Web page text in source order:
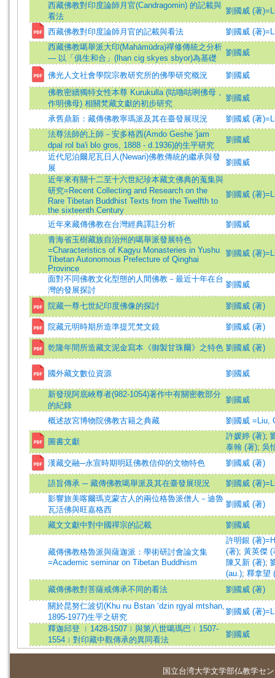
西藏佛教對印度論師月官(Candragomin) 的記載與
看法
劉國威 (著
西藏佛教對印度論師月官的記載與看法
劉國威 (著
西藏佛教噶舉派大印(Mahāmūdra)禪修傳統之分析
— 以「俱生和合」(lhan cig skyes sbyor)為基礎
劉國威
佛光人文社會學院宗教研究所的佛學研究概況
劉國威
佛教密續獨特女性本尊 Kurukulla (咕嚕咕咧佛母，
作明佛母) 相關梵藏文獻的初步研究
劉國威
承舊鼎新：藏傳佛教寧瑪派及其在臺發展現況
劉國威 (著
法尊法師的上師－安多格西(Amdo Geshe 'jam
dpal rol ba'i blo gros, 1888 - d.1936)的生平研究
劉國威
近代尼泊爾尼瓦日人(Newari)佛教傳統的繼承與發
展
劉國威
近年來有關十二至十六世紀珍本藏文佛典的蒐集與
研究=Recent Collecting and Research on the
Rare Tibetan Buddhist Texts from the Twelfth to
the sixteenth Century
劉國威 (著
近年來藏傳佛教在台灣經典譯註分析
劉國威
青海省玉樹藏族自治州的噶舉派發展特色
=Characteristics of Kagyu Monasteries in Yushu
Tibetan Autonomous Prefecture of Qinghai
Province
劉國威 (著
面對不同佛教文化型態的人間佛教－最近十年在台
灣的發展探討
劉國威
院藏一尊七世紀印度佛像的探討 劉國威 (著)
院藏元明時期所造準提咒梵文鏡 劉國威 (著)
乾隆年間所造藏文泥金寫本《御製甘珠爾》之特色 劉國威 (著)
國外藏文數位資源 劉國威
新發現阿底峽尊者(982-1054)著作中有關密教部分
的紀錄
劉國威
概述故宮博物院佛教古籍之典藏 劉國威 =Liu,
圖書文獻
許媛婷 (著);
泰翰 (著); 吳
漢藏交融─永宣時期明廷佛教信仰的文物特色
劉國威 (著)
語旨傳承 ─ 藏傳佛教噶舉派及其在臺發展現況
劉國威 (著
影響旅美喀爾瑪克蒙古人的兩位格魯派僧人－迪魯
瓦活佛與旺嘉格西
劉國威 (著)
藏文文獻中對中國禪宗的記載 劉國威
藏傳佛教格魯派與薩迦派：學術研討會論文集
=Academic seminar on Tibetan Buddhism
許明銀 (著
(著); 黃英傑 (
陳又新 (著);
(au.); 釋拿望
藏傳佛教對菩薩戒傳承不同的看法
劉國威 (著)
關於昆努仁波切(Khu nu Bstan ‘dzin rgyal mtshan,
1895-1977)生平之研究
劉國威 (著
釋迦邱登 ﹝1428-1507﹞與第八世噶瑪巴﹝1507-
1554﹞對印藏中觀傳承的異同看法
劉國威
国立台湾大学文学部仏教学セ